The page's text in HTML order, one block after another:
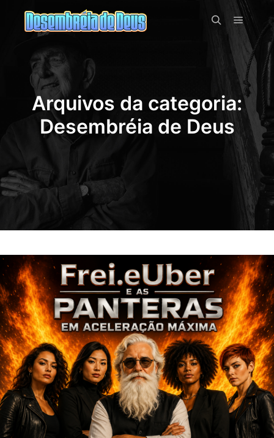
PesquisaMenu
Arquivos da categoria:
Desembréia de Deus